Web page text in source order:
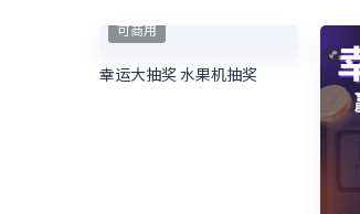
可商用
幸运大抽奖 水果机抽奖